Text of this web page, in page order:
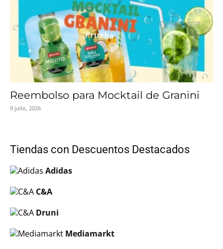
Reembolso para Mocktail de Granini
9 julio, 2026
Tiendas con Descuentos Destacados
Adidas
C&A
Druni
Mediamarkt